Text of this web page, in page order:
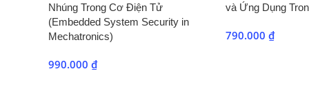
Nhúng Trong Cơ Điện Tử
(Embedded System Security in
Mechatronics)
990.000 ₫
và Ứng Dụng
790.000 ₫